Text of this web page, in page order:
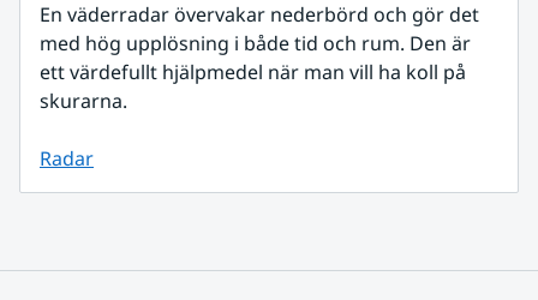
En väderradar övervakar nederbörd och gör det
med hög upplösning i både tid och rum. Den är
ett värdefullt hjälpmedel när man vill ha koll på
skurarna.
Radar